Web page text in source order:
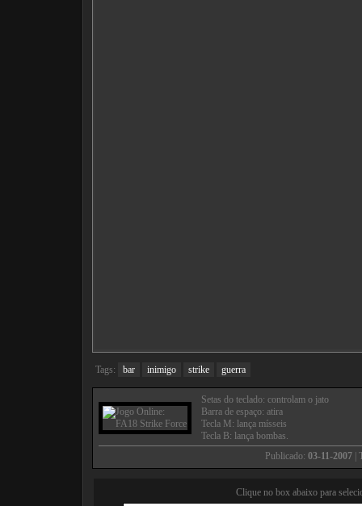
Tags: bar inimigo strike guerra
Setas do teclado: controlam o jato
Barra de espaço: atira
Tecla M: lança mísseis
Tecla B: lança bombas.
Publicado: 03-11-2007|
Clique no box abaixo para